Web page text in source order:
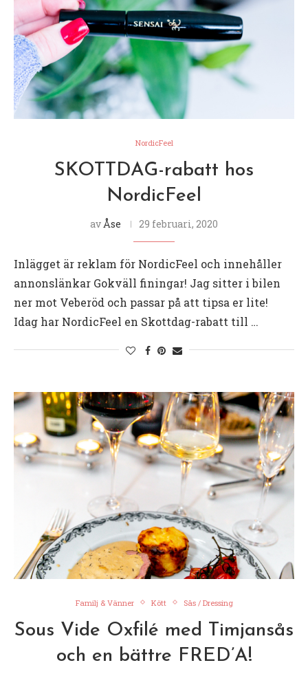
NordicFeel
SKOTTDAG-rabatt hos
NordicFeel
av Åse 29 februari, 2020
Inlägget är reklam för NordicFeel och innehåller
annonslänkar Gokväll finingar! Jag sitter i bilen
ner mot Veberöd och passar på att tipsa er lite!
Idag har NordicFeel en Skottdag-rabatt till …
Familj & Vänner Kött Sås / Dressing
Sous Vide Oxfilé med Timjansås
och en bättre FRED’A!